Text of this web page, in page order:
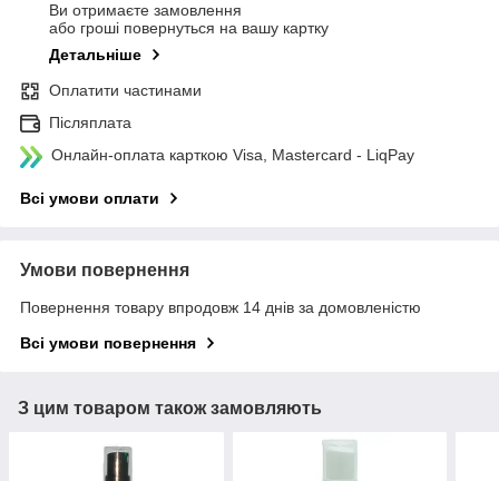
Ви отримаєте замовлення
або гроші повернуться на вашу картку
Детальніше
Оплатити частинами
Післяплата
Онлайн-оплата карткою Visa, Mastercard - LiqPay
Всі умови оплати
Умови повернення
Повернення товару впродовж 14 днів за домовленістю
Всі умови повернення
З цим товаром також замовляють